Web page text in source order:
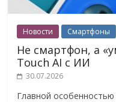
Новости Смартфоны
Не смартфон, а
Touch AI с ИИ
30.07.2026
Главной